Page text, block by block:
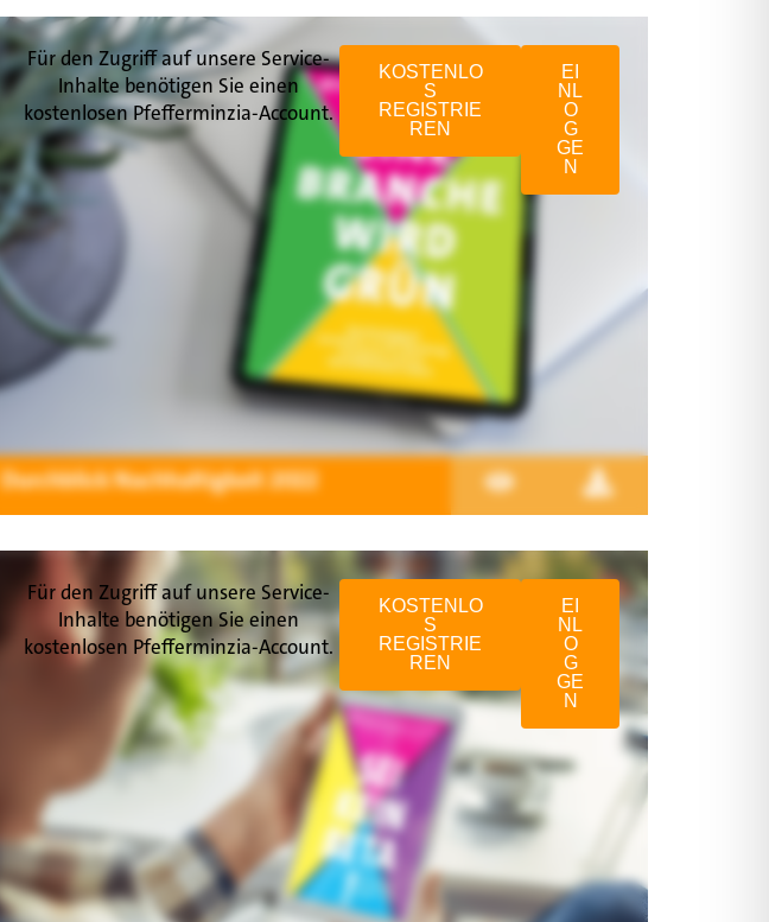
Durchblick Nachhaltigkeit 2022
Für den Zugriff auf unsere Service-
Inhalte benötigen Sie einen
kostenlosen Pfefferminzia-Account.
KOSTENLO
S
REGISTRIE
REN
EI
NL
O
G
GE
N
Für den Zugriff auf unsere Service-
Inhalte benötigen Sie einen
kostenlosen Pfefferminzia-Account.
KOSTENLO
S
REGISTRIE
REN
EI
NL
O
G
GE
N